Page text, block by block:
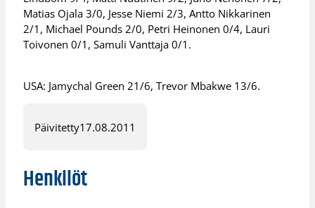
Matias Ojala 3/0, Jesse Niemi 2/3, Antto Nikkarinen
2/1, Michael Pounds 2/0, Petri Heinonen 0/4, Lauri
Toivonen 0/1, Samuli Vanttaja 0/1.
USA: Jamychal Green 21/6, Trevor Mbakwe 13/6.
Päivitetty17.08.2011
Henkilöt